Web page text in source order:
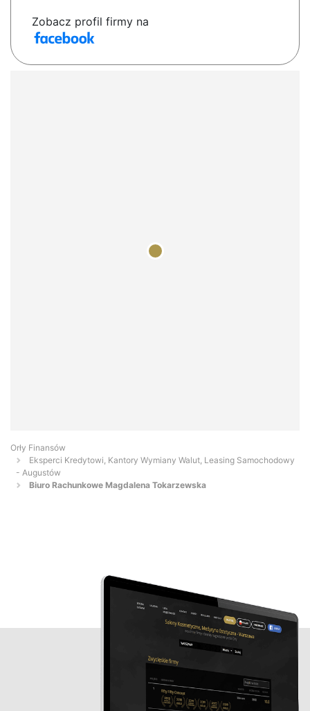
Zobacz profil firmy na
Orły Finansów
Eksperci Kredytowi, Kantory Wymiany Walut, Leasing Samochodowy
- Augustów
Biuro Rachunkowe Magdalena Tokarzewska